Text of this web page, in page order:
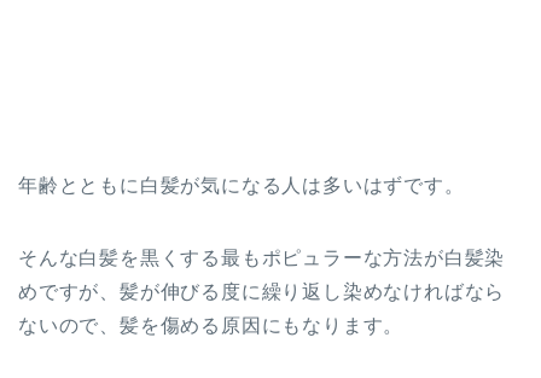
年齢とともに白髪が気になる人は多いはずです。
そんな白髪を黒くする最もポピュラーな方法が白髪染
めですが、髪が伸びる度に繰り返し染めなければなら
ないので、髪を傷める原因にもなります。